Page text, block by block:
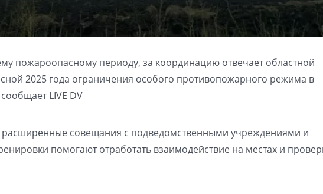
пожароопасному периоду, за координацию отвечает областной
2025 года ограничения особого противопожарного режима в
LIVE DV
расширенные совещания с подведомственными учреждениями и
помогают отработать взаимодействие на местах и